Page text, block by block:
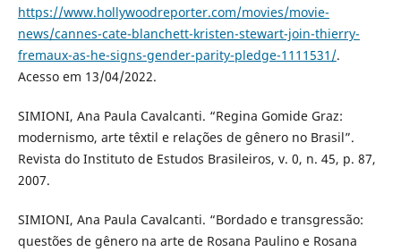
https://www.hollywoodreporter.com/movies/movie-
news/cannes-cate-blanchett-kristen-stewart-join-thierry-
fremaux-as-he-signs-gender-parity-pledge-1111531/.
Acesso em 13/04/2022.
SIMIONI, Ana Paula Cavalcanti. “Regina Gomide Graz:
modernismo, arte têxtil e relações de gênero no Brasil”.
Revista do Instituto de Estudos Brasileiros, v. 0, n. 45, p. 87,
2007.
SIMIONI, Ana Paula Cavalcanti. “Bordado e transgressão:
questões de gênero na arte de Rosana Paulino e Rosana